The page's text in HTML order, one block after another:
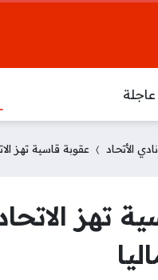
عاجلة
نادي الأتحاد عقوبة قاسية تهز الاتحاد..